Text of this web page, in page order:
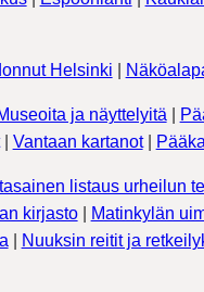
Helsinki
ja näyttelyitä
| Vantaan kartanot|
listaus urheilun
kirjasto|
Matinkylän
Nuuksin reitit ja